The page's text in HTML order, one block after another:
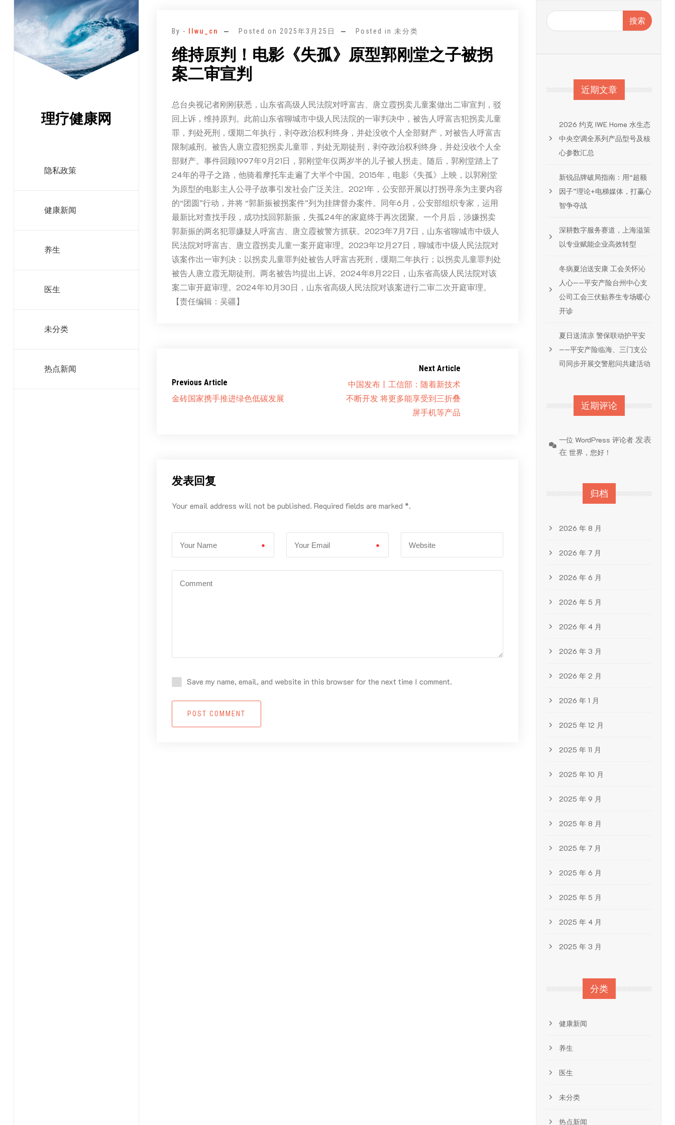
理疗健康网
隐私政策
健康新闻
养生
医生
未分类
热点新闻
By - llwu_cn Posted on 2025年3月25日 Posted in 未分类
维持原判！电影《失孤》原型郭刚堂之子被拐
案二审宣判
总台央视记者刚刚获悉，山东省高级人民法院对呼富吉、唐立霞拐卖儿童案做出二审宣判，驳
回上诉，维持原判。此前山东省聊城市中级人民法院的一审判决中，被告人呼富吉犯拐卖儿童
罪，判处死刑，缓期二年执行，剥夺政治权利终身，并处没收个人全部财产，对被告人呼富吉
限制减刑。被告人唐立霞犯拐卖儿童罪，判处无期徒刑，剥夺政治权利终身，并处没收个人全
部财产。事件回顾1997年9月21日，郭刚堂年仅两岁半的儿子被人拐走。随后，郭刚堂踏上了
24年的寻子之路，他骑着摩托车走遍了大半个中国。2015年，电影《失孤》上映，以郭刚堂
为原型的电影主人公寻子故事引发社会广泛关注。2021年，公安部开展以打拐寻亲为主要内容
的“团圆”行动，并将 “郭新振被拐案件”列为挂牌督办案件。同年6月，公安部组织专家，运用
最新比对查找手段，成功找回郭新振，失孤24年的家庭终于再次团聚。一个月后，涉嫌拐卖
郭新振的两名犯罪嫌疑人呼富吉、唐立霞被警方抓获。2023年7月7日，山东省聊城市中级人
民法院对呼富吉、唐立霞拐卖儿童一案开庭审理。2023年12月27日，聊城市中级人民法院对
该案作出一审判决：以拐卖儿童罪判处被告人呼富吉死刑，缓期二年执行；以拐卖儿童罪判处
被告人唐立霞无期徒刑。两名被告均提出上诉。2024年8月22日，山东省高级人民法院对该
案二审开庭审理。2024年10月30日，山东省高级人民法院对该案进行二审二次开庭审理。
【责任编辑：吴疆】
Previous Article
金砖国家携手推进绿色低碳发展
Next Article
中国发布丨工信部：随着新技术
不断开发 将更多能享受到三折叠
屏手机等产品
发表回复
Your email address will not be published. Required fields are marked *.
* *
Save my name, email, and website in this browser for the next time I comment.
POST COMMENT
搜索
近期文章
2026 约克 IWE Home 水生态
中央空调全系列产品型号及核
心参数汇总
新锐品牌破局指南：用“超额
因子”理论+电梯媒体，打赢心
智争夺战
深耕数字服务赛道，上海溢策
以专业赋能企业高效转型
冬病夏治送安康 工会关怀沁
人心——平安产险台州中心支
公司工会三伏贴养生专场暖心
开诊
夏日送清凉 警保联动护平安
——平安产险临海、三门支公
司同步开展交警慰问共建活动
近期评论
一位 WordPress 评论者 发表
在世界，您好！
归档
2026 年 8 月
2026 年 7 月
2026 年 6 月
2026 年 5 月
2026 年 4 月
2026 年 3 月
2026 年 2 月
2026 年 1 月
2025 年 12 月
2025 年 11 月
2025 年 10 月
2025 年 9 月
2025 年 8 月
2025 年 7 月
2025 年 6 月
2025 年 5 月
2025 年 4 月
2025 年 3 月
分类
健康新闻
养生
医生
未分类
热点新闻